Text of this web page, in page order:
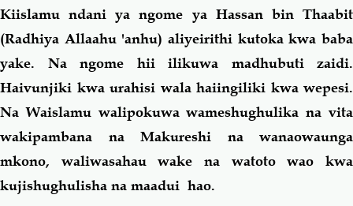
Kiislamu ndani ya ngome ya Hassan bin Thaabit
(Radhiya Allaahu 'anhu) aliyeirithi kutoka kwa baba
yake. Na ngome hii ilikuwa madhubuti zaidi.
Haivunjiki kwa urahisi wala haiingiliki kwa wepesi.
Na Waislamu walipokuwa wameshughulika na vita
wakipambana na Makureshi na wanaowaunga
mkono, waliwasahau wake na watoto wao kwa
kujishughulisha na maadui hao.